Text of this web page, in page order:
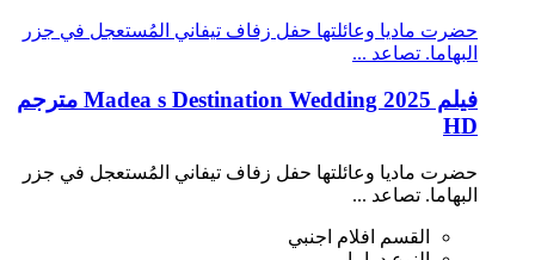
حضرت ماديا وعائلتها حفل زفاف تيفاني المُستعجل في جزر
البهاما. تصاعد ...
فيلم Madea s Destination Wedding 2025 مترجم
HD
حضرت ماديا وعائلتها حفل زفاف تيفاني المُستعجل في جزر
البهاما. تصاعد ...
القسم
افلام اجنبي